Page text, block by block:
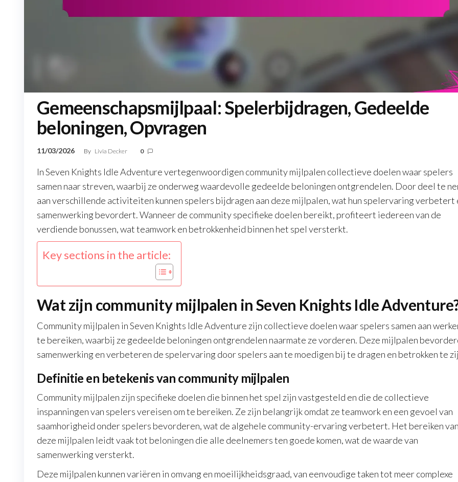
Gemeenschapsmijlpaal: Spelerbijdragen, Gedeelde
beloningen, Opvragen
11/03/2026 By Livia Decker 0
In Seven Knights Idle Adventure vertegenwoordigen community mijlpalen collectieve doelen waar spelers
samen naar streven, waarbij ze onderweg waardevolle gedeelde beloningen ontgrendelen. Door deel te
aan verschillende activiteiten kunnen spelers bijdragen aan deze mijlpalen, wat hun spelervaring verbetert
samenwerking bevordert. Wanneer de community specifieke doelen bereikt, profiteert iedereen van de
verdiende bonussen, wat teamwork en betrokkenheid binnen het spel versterkt.
Key sections in the article:
Wat zijn community mijlpalen in Seven Knights Idle
Community mijlpalen in Seven Knights Idle Adventure zijn collectieve doelen waar spelers samen aan
te bereiken, waarbij ze gedeelde beloningen ontgrendelen naarmate ze vorderen. Deze mijlpalen
samenwerking en verbeteren de spelervaring door spelers aan te moedigen bij te dragen en betrokken te
Definitie en betekenis van community mijlpalen
Community mijlpalen zijn specifieke doelen die binnen het spel zijn vastgesteld en die de collectieve
inspanningen van spelers vereisen om te bereiken. Ze zijn belangrijk omdat ze teamwork en een gevoel van
saamhorigheid onder spelers bevorderen, wat de algehele community-ervaring verbetert. Het bereiken van
deze mijlpalen leidt vaak tot beloningen die alle deelnemers ten goede komen, wat de waarde van
samenwerking versterkt.
Deze mijlpalen kunnen variëren in omvang en moeilijkheidsgraad, van eenvoudige taken tot meer complexe